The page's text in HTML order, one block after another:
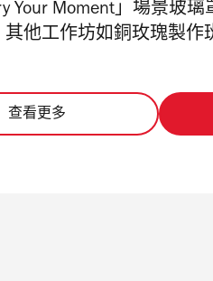
Your Moment」場景玻
其他工作坊如銅玫瑰製
查看更多